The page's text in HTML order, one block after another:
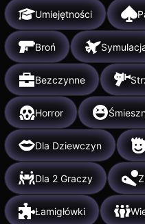
Umiejętności
Broń
Bezczynne
Horror
Dla Dziewczyn
Dla 2 Graczy
Łamigłówki